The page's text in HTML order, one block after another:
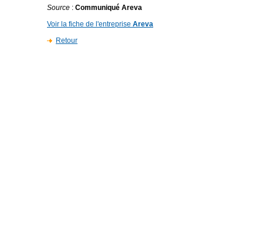
Source : Communiqué Areva
Voir la fiche de l'entreprise Areva
Retour